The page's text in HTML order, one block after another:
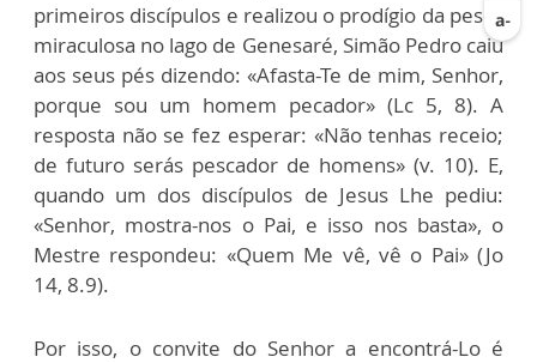
primeiros discípulos e realizou o prodígio da pesca
miraculosa no lago de Genesaré, Simão Pedro caiu
aos seus pés dizendo: «Afasta-Te de mim, Senhor,
porque sou um homem pecador» (Lc 5, 8). A
resposta não se fez esperar: «Não tenhas receio;
de futuro serás pescador de homens» (v. 10). E,
quando um dos discípulos de Jesus Lhe pediu:
«Senhor, mostra-nos o Pai, e isso nos basta», o
Mestre respondeu: «Quem Me vê, vê o Pai» (Jo
14, 8.9).
Por isso, o convite do Senhor a encontrá-Lo é